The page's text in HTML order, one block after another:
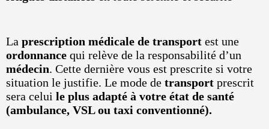
La prescription médicale de transport est une
ordonnance qui relève de la responsabilité d’un
médecin. Cette dernière vous est prescrite si votre
situation le justifie. Le mode de transport prescrit
sera celui le plus adapté à votre état de santé
(ambulance, VSL ou taxi conventionné).